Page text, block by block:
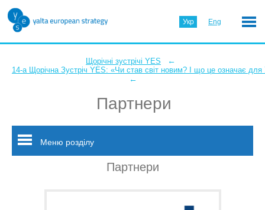
Укр Eng
Щорічні зустрічі YES ←
14-а Щорічна Зустріч YES: «Чи став світ новим? І що це означає для
←
Партнери
Меню розділу
Партнери